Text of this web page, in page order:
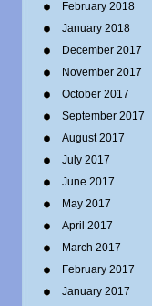
February 2018
January 2018
December 2017
November 2017
October 2017
September 2017
August 2017
July 2017
June 2017
May 2017
April 2017
March 2017
February 2017
January 2017